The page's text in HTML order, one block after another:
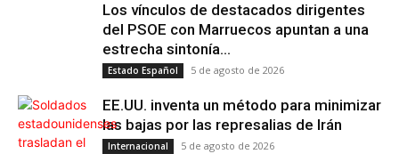
Los vínculos de destacados dirigentes
del PSOE con Marruecos apuntan a una
estrecha sintonía...
Estado Español 5 de agosto de 2026
EE.UU. inventa un método para minimizar
las bajas por las represalias de Irán
Internacional 5 de agosto de 2026